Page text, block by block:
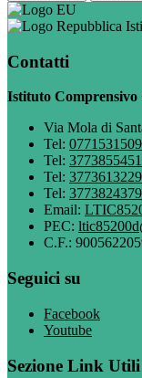
Contatti
Istituto
Via Mola di
Tel: 0771531509
Tel: 3773855451
Tel: 3773613229
Tel: 3773824379
Email:
PEC:
C.F.:
Seguici su
Facebook
Youtube
Sezione Link Utili